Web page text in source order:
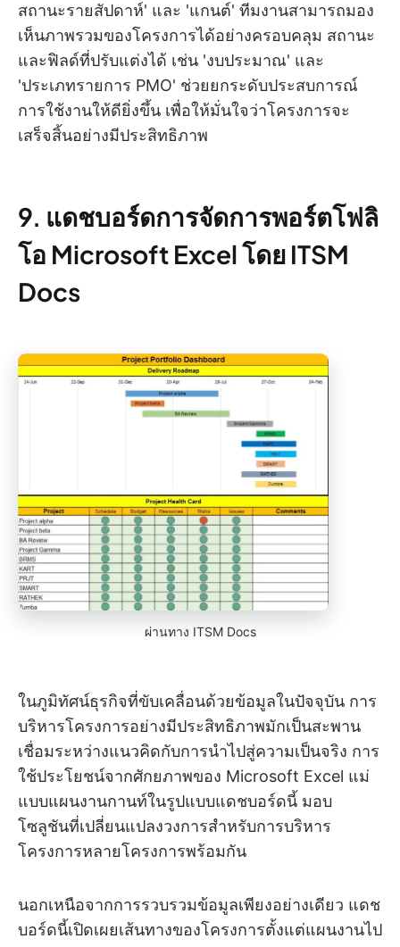
สถานะรายสัปดาห์' และ 'แกนต์' ทีมงานสามารถมอง
เห็นภาพรวมของโครงการได้อย่างครอบคลุม สถานะ
และฟิลด์ที่ปรับแต่งได้ เช่น 'งบประมาณ' และ
'ประเภทรายการ PMO' ช่วยยกระดับประสบการณ์
การใช้งานให้ดียิ่งขึ้น เพื่อให้มั่นใจว่าโครงการจะ
เสร็จสิ้นอย่างมีประสิทธิภาพ
9. แดชบอร์ดการจัดการพอร์ตโฟลิ
โอ Microsoft Excel โดย ITSM
Docs
ผ่านทาง ITSM Docs
ในภูมิทัศน์ธุรกิจที่ขับเคลื่อนด้วยข้อมูลในปัจจุบัน การ
บริหารโครงการอย่างมีประสิทธิภาพมักเป็นสะพาน
เชื่อมระหว่างแนวคิดกับการนำไปสู่ความเป็นจริง การ
ใช้ประโยชน์จากศักยภาพของ Microsoft Excel แม่
แบบแผนงานกานท์ในรูปแบบแดชบอร์ดนี้ มอบ
โซลูชันที่เปลี่ยนแปลงวงการสำหรับการบริหาร
โครงการหลายโครงการพร้อมกัน
นอกเหนือจากการรวบรวมข้อมูลเพียงอย่างเดียว แดช
บอร์ดนี้เปิดเผยเส้นทางของโครงการตั้งแต่แผนงานไป